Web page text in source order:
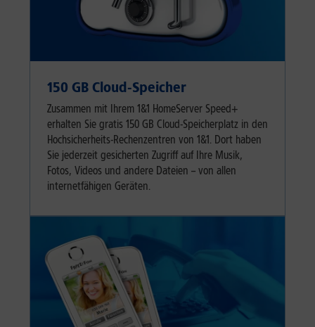
150 GB Cloud-Speicher
Zusammen mit Ihrem 1&1 HomeServer Speed+
erhalten Sie gratis 150 GB Cloud-Speicherplatz in den
Hochsicherheits-Rechenzentren von 1&1. Dort haben
Sie jederzeit gesicherten Zugriff auf Ihre Musik,
Fotos, Videos und andere Dateien – von allen
internetfähigen Geräten.